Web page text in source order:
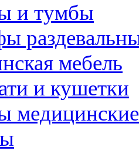
и тумбы
мебель
и кушетки
медицинские